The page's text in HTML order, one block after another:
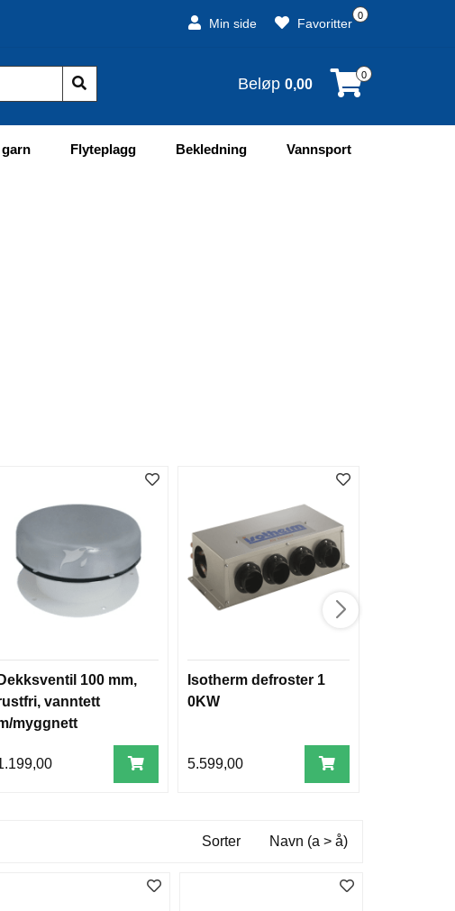
Min side
0
Favoritter
Beløp 0,00
0
Flyteplagg Bekledning Vannsport
Dekksventil 100 mm,
vanntett
myggnett
Isotherm defroster 1
0KW
5.599,00
Sorter Navn (a > å)